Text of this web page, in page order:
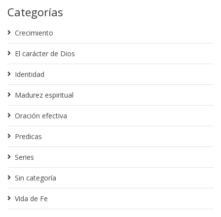
Categorías
Crecimiento
El carácter de Dios
Identidad
Madurez espiritual
Oración efectiva
Predicas
Series
Sin categoría
Vida de Fe